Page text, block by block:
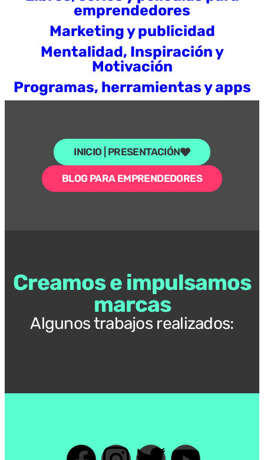
emprendedores
Marketing y publicidad
Mentalidad, Inspiración y
Motivación
Programas, herramientas y apps
INICIO | PRESENTACIÓN
BLOG PARA EMPRENDEDORES
Creamos e impulsamos
marcas
Algunos trabajos realizados: